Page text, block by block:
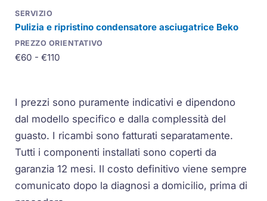
Pulizia e ripristino condensatore asciugatrice Beko
€60 - €110
I prezzi sono puramente indicativi e dipendono
dal modello specifico e dalla complessità del
guasto. I ricambi sono fatturati separatamente.
Tutti i componenti installati sono coperti da
garanzia 12 mesi. Il costo definitivo viene sempre
comunicato dopo la diagnosi a domicilio, prima di